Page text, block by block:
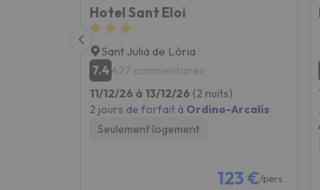
Hotel Sant Eloi
Sant Julià de Lòria
7.4427 commentaires
11/12/26 à 13/12/26 (2 nuits)
2 jours de forfait à Ordino-Arcalís
Seulement logement
123 €/pers.